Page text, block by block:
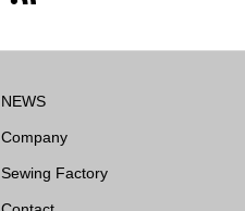
NEWS
Company
Sewing Factory